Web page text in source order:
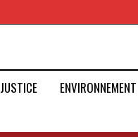
JUSTICE ENVIRONNEMENT